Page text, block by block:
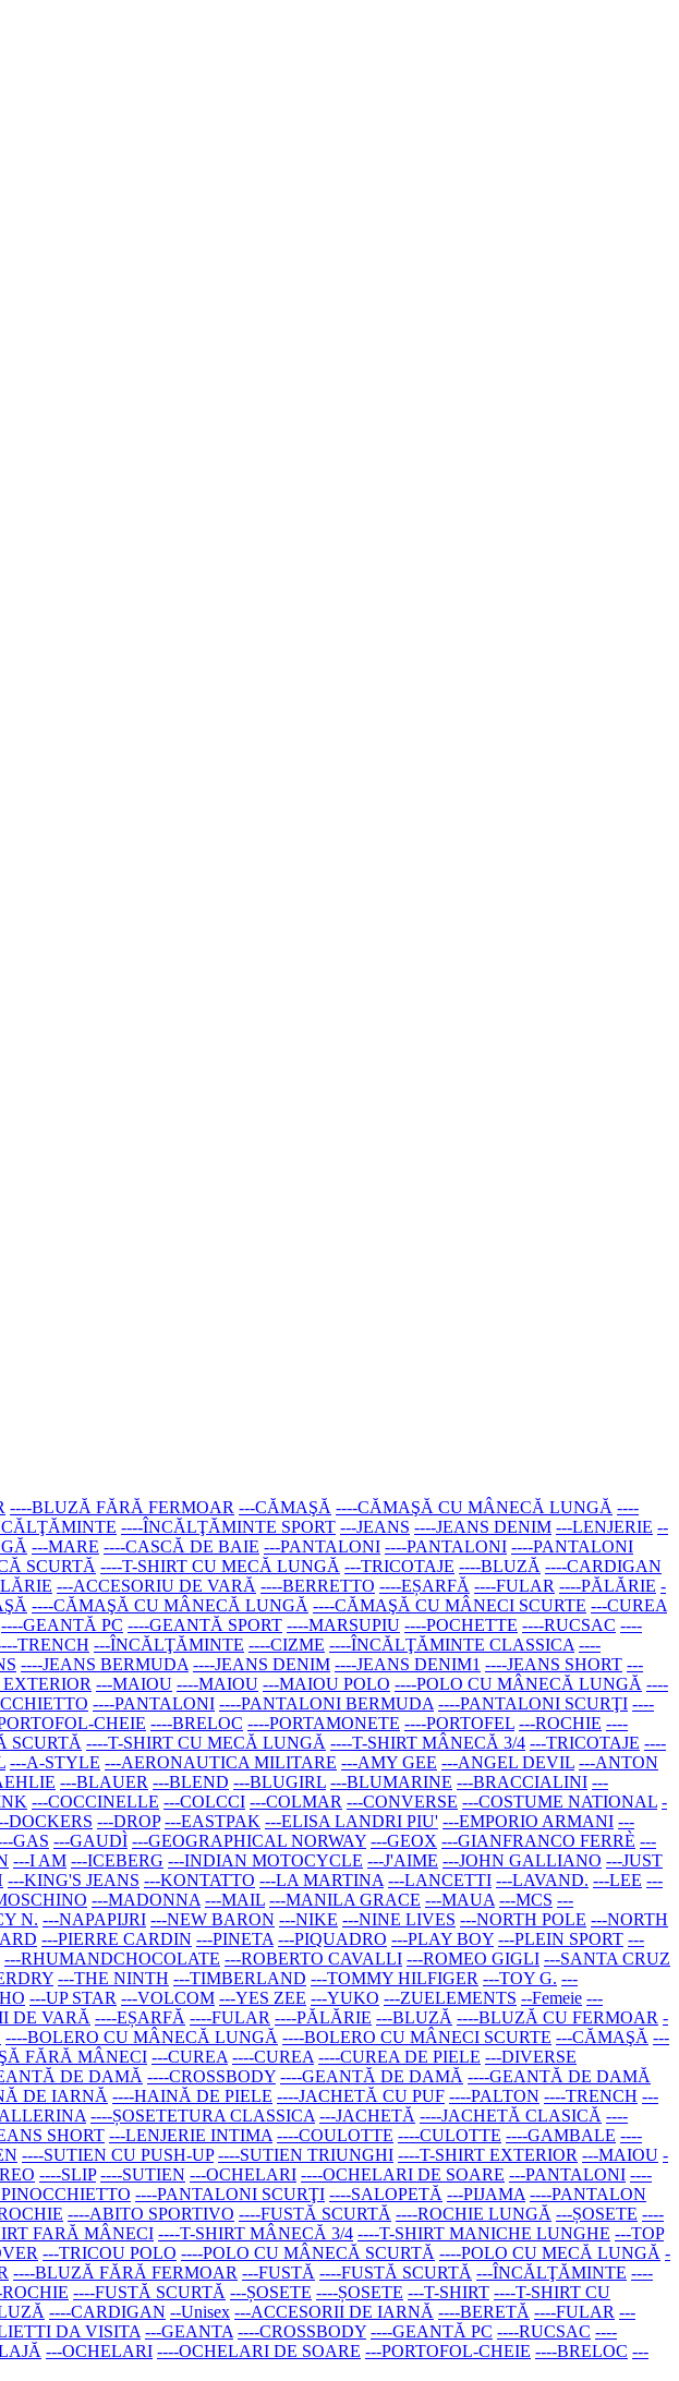
----BLUZĂ FĂRĂ FERMOAR ---CĂMAŞĂ ----CĂMAŞĂ CU MÂNECĂ LUNGĂ ----
----ÎNCĂLŢĂMINTE SPORT ---JEANS ----JEANS DENIM ---LENJERIE --
---MARE ----CASCĂ DE BAIE ---PANTALONI ----PANTALONI ----PANTALONI
SCURTĂ ----T-SHIRT CU MECĂ LUNGĂ ---TRICOTAJE ----BLUZĂ ----CARDIGAN
---ACCESORIU DE VARĂ ----BERRETTO ----EȘARFĂ ----FULAR ----PĂLĂRIE -
----CĂMAŞĂ CU MÂNECĂ LUNGĂ ----CĂMAŞĂ CU MÂNECI SCURTE ---CUREA
----GEANTĂ PC ----GEANTĂ SPORT ----MARSUPIU ----POCHETTE ----RUCSAC ----
TRENCH ---ÎNCĂLŢĂMINTE ----CIZME ----ÎNCĂLŢĂMINTE CLASSICA ----
----JEANS BERMUDA ----JEANS DENIM ----JEANS DENIM1 ----JEANS SHORT ---
---MAIOU ----MAIOU ---MAIOU POLO ----POLO CU MÂNECĂ LUNGĂ ----
----PANTALONI ----PANTALONI BERMUDA ----PANTALONI SCURŢI ----
CHEIE ----BRELOC ----PORTAMONETE ----PORTOFEL ---ROCHIE ----
SCURTĂ ----T-SHIRT CU MECĂ LUNGĂ ----T-SHIRT MÂNECĂ 3/4 ---TRICOTAJE ----
---A-STYLE ---AERONAUTICA MILITARE ---AMY GEE ---ANGEL DEVIL ---ANTON
---BLAUER ---BLEND ---BLUGIRL ---BLUMARINE ---BRACCIALINI ---
---COCCINELLE ---COLCCI ---COLMAR ---CONVERSE ---COSTUME NATIONAL -
DOCKERS ---DROP ---EASTPAK ---ELISA LANDRI PIU' ---EMPORIO ARMANI ---
GAS ---GAUDÌ ---GEOGRAPHICAL NORWAY ---GEOX ---GIANFRANCO FERRÈ ---
---I AM ---ICEBERG ---INDIAN MOTOCYCLE ---J'AIME ---JOHN GALLIANO ---JUST
---KING'S JEANS ---KONTATTO ---LA MARTINA ---LANCETTI ---LAVAND. ---LEE ---
---MADONNA ---MAIL ---MANILA GRACE ---MAUA ---MCS ---
N. ---NAPAPIJRI ---NEW BARON ---NIKE ---NINE LIVES ---NORTH POLE ---NORTH
---PIERRE CARDIN ---PINETA ---PIQUADRO ---PLAY BOY ---PLEIN SPORT ---
---RHUMANDCHOCOLATE ---ROBERTO CAVALLI ---ROMEO GIGLI ---SANTA CRUZ
---THE NINTH ---TIMBERLAND ---TOMMY HILFIGER ---TOY G. ---
---UP STAR ---VOLCOM ---YES ZEE ---YUKO ---ZUELEMENTS --Femeie ---
DE VARĂ ----EȘARFĂ ----FULAR ----PĂLĂRIE ---BLUZĂ ----BLUZĂ CU FERMOAR -
----BOLERO CU MÂNECĂ LUNGĂ ----BOLERO CU MÂNECI SCURTE ---CĂMAŞĂ ---
FĂRĂ MÂNECI ---CUREA ----CUREA ----CUREA DE PIELE ---DIVERSE
DE DAMĂ ----CROSSBODY ----GEANTĂ DE DAMĂ ----GEANTĂ DE DAMĂ
DE IARNĂ ----HAINĂ DE PIELE ----JACHETĂ CU PUF ----PALTON ----TRENCH ---
----ȘOSETETURA CLASSICA ---JACHETĂ ----JACHETĂ CLASICĂ ----
SHORT ---LENJERIE INTIMA ----COULOTTE ----CULOTTE ----GAMBALE ----
----SUTIEN CU PUSH-UP ----SUTIEN TRIUNGHI ----T-SHIRT EXTERIOR ---MAIOU -
----SLIP ----SUTIEN ---OCHELARI ----OCHELARI DE SOARE ---PANTALONI ----
----PANTALONI SCURŢI ----SALOPETĂ ---PIJAMA ----PANTALON
----ABITO SPORTIVO ----FUSTĂ SCURTĂ ----ROCHIE LUNGĂ ---ȘOSETE ----
FARĂ MÂNECI ----T-SHIRT MÂNECĂ 3/4 ----T-SHIRT MANICHE LUNGHE ---TOP
---TRICOU POLO ----POLO CU MÂNECĂ SCURTĂ ----POLO CU MECĂ LUNGĂ -
----BLUZĂ FĂRĂ FERMOAR ---FUSTĂ ----FUSTĂ SCURTĂ ---ÎNCĂLŢĂMINTE ----
----FUSTĂ SCURTĂ ---ȘOSETE ----ȘOSETE ---T-SHIRT ----T-SHIRT CU
----CARDIGAN --Unisex ---ACCESORII DE IARNĂ ----BERETĂ ----FULAR ---
DA VISITA ---GEANTA ----CROSSBODY ----GEANTĂ PC ----RUCSAC ----
---OCHELARI ----OCHELARI DE SOARE ---PORTOFOL-CHEIE ----BRELOC ---